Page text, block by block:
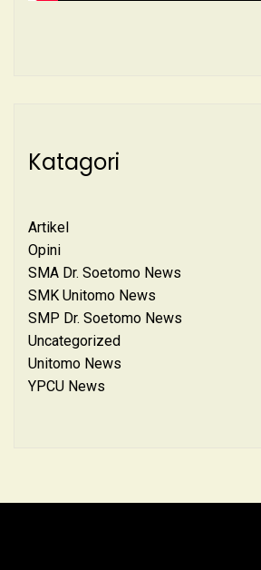
Katagori
Artikel
Opini
SMA Dr. Soetomo News
SMK Unitomo News
SMP Dr. Soetomo News
Uncategorized
Unitomo News
YPCU News